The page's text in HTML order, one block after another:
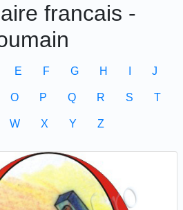
francais -
E F G H J
O P Q R S T
W X Y Z